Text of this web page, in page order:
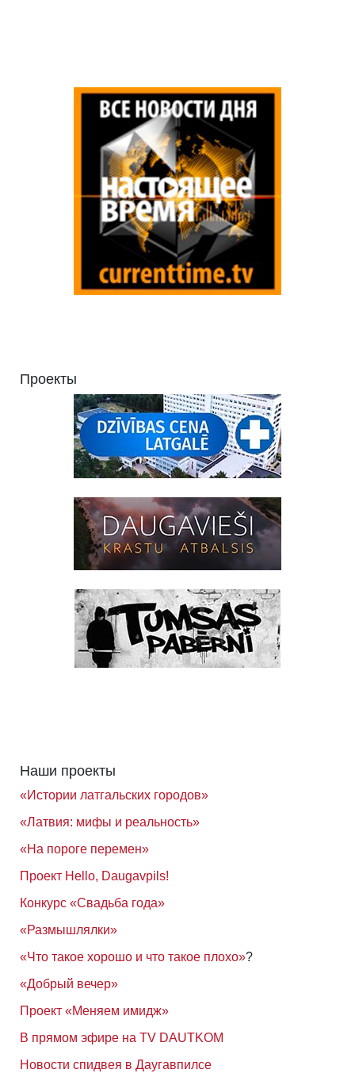
Проекты
Наши проекты
«Истории латгальских городов»
«Латвия: мифы и реальность»
«На пороге перемен»
Проект Hello, Daugavpils!
Конкурс «Свадьба года»
«Размышлялки»
«Что такое хорошо и что такое плохо»?
«Добрый вечер»
Проект «Меняем имидж»
В прямом эфире на TV DAUTKOM
Новости спидвея в Даугавпилсе